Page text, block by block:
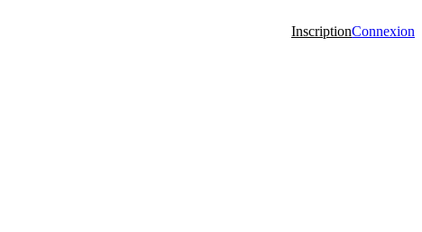
InscriptionConnexion